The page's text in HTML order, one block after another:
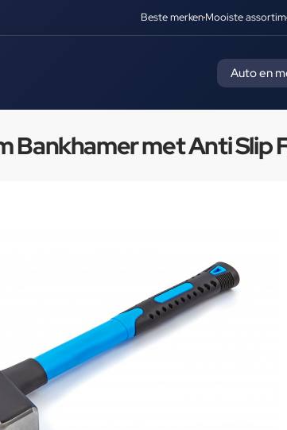
Beste merkenMooiste
Auto en
Bankhamer met Anti Slip